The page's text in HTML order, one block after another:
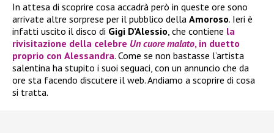
In attesa di scoprire cosa accadrà però in queste ore sono
arrivate altre sorprese per il pubblico della Amoroso. Ieri è
infatti uscito il disco di Gigi D’Alessio, che contiene la
rivisitazione della celebre Un cuore malato, in duetto
proprio con Alessandra. Come se non bastasse l’artista
salentina ha stupito i suoi seguaci, con un annuncio che da
ore sta facendo discutere il web. Andiamo a scoprire di cosa
si tratta.